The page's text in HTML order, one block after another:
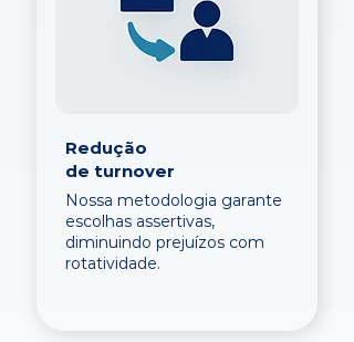
Redução
de turnover
Nossa metodologia garante
escolhas assertivas,
diminuindo prejuízos com
rotatividade.